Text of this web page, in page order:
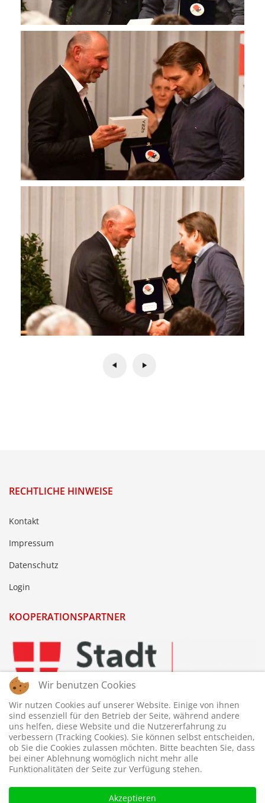
RECHTLICHE HINWEISE
Kontakt
Impressum
Datenschutz
Login
KOOPERATIONSPARTNER
Wir benutzen Cookies
Wir nutzen Cookies auf unserer Website. Einige von ihnen
sind essenziell für den Betrieb der Seite, während andere
uns helfen, diese Website und die Nutzererfahrung zu
verbessern (Tracking Cookies). Sie können selbst entscheiden,
ob Sie die Cookies zulassen möchten. Bitte beachten Sie, dass
bei einer Ablehnung womöglich nicht mehr alle
Funktionalitäten der Seite zur Verfügung stehen.
Akzeptieren